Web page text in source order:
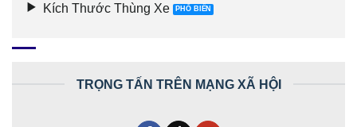
Kích Thước Thùng Xe
TRỌNG TẤN TRÊN MẠNG XÃ HỘI